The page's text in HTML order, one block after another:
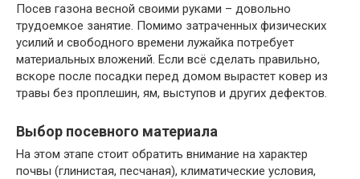
Посев газона весной своими руками – довольно
трудоемкое занятие. Помимо затраченных физических
усилий и свободного времени лужайка потребует
материальных вложений. Если всё сделать правильно,
вскоре после посадки перед домом вырастет ковер из
травы без проплешин, ям, выступов и других дефектов.
Выбор посевного материала
На этом этапе стоит обратить внимание на характер
почвы (глинистая, песчаная), климатические условия,